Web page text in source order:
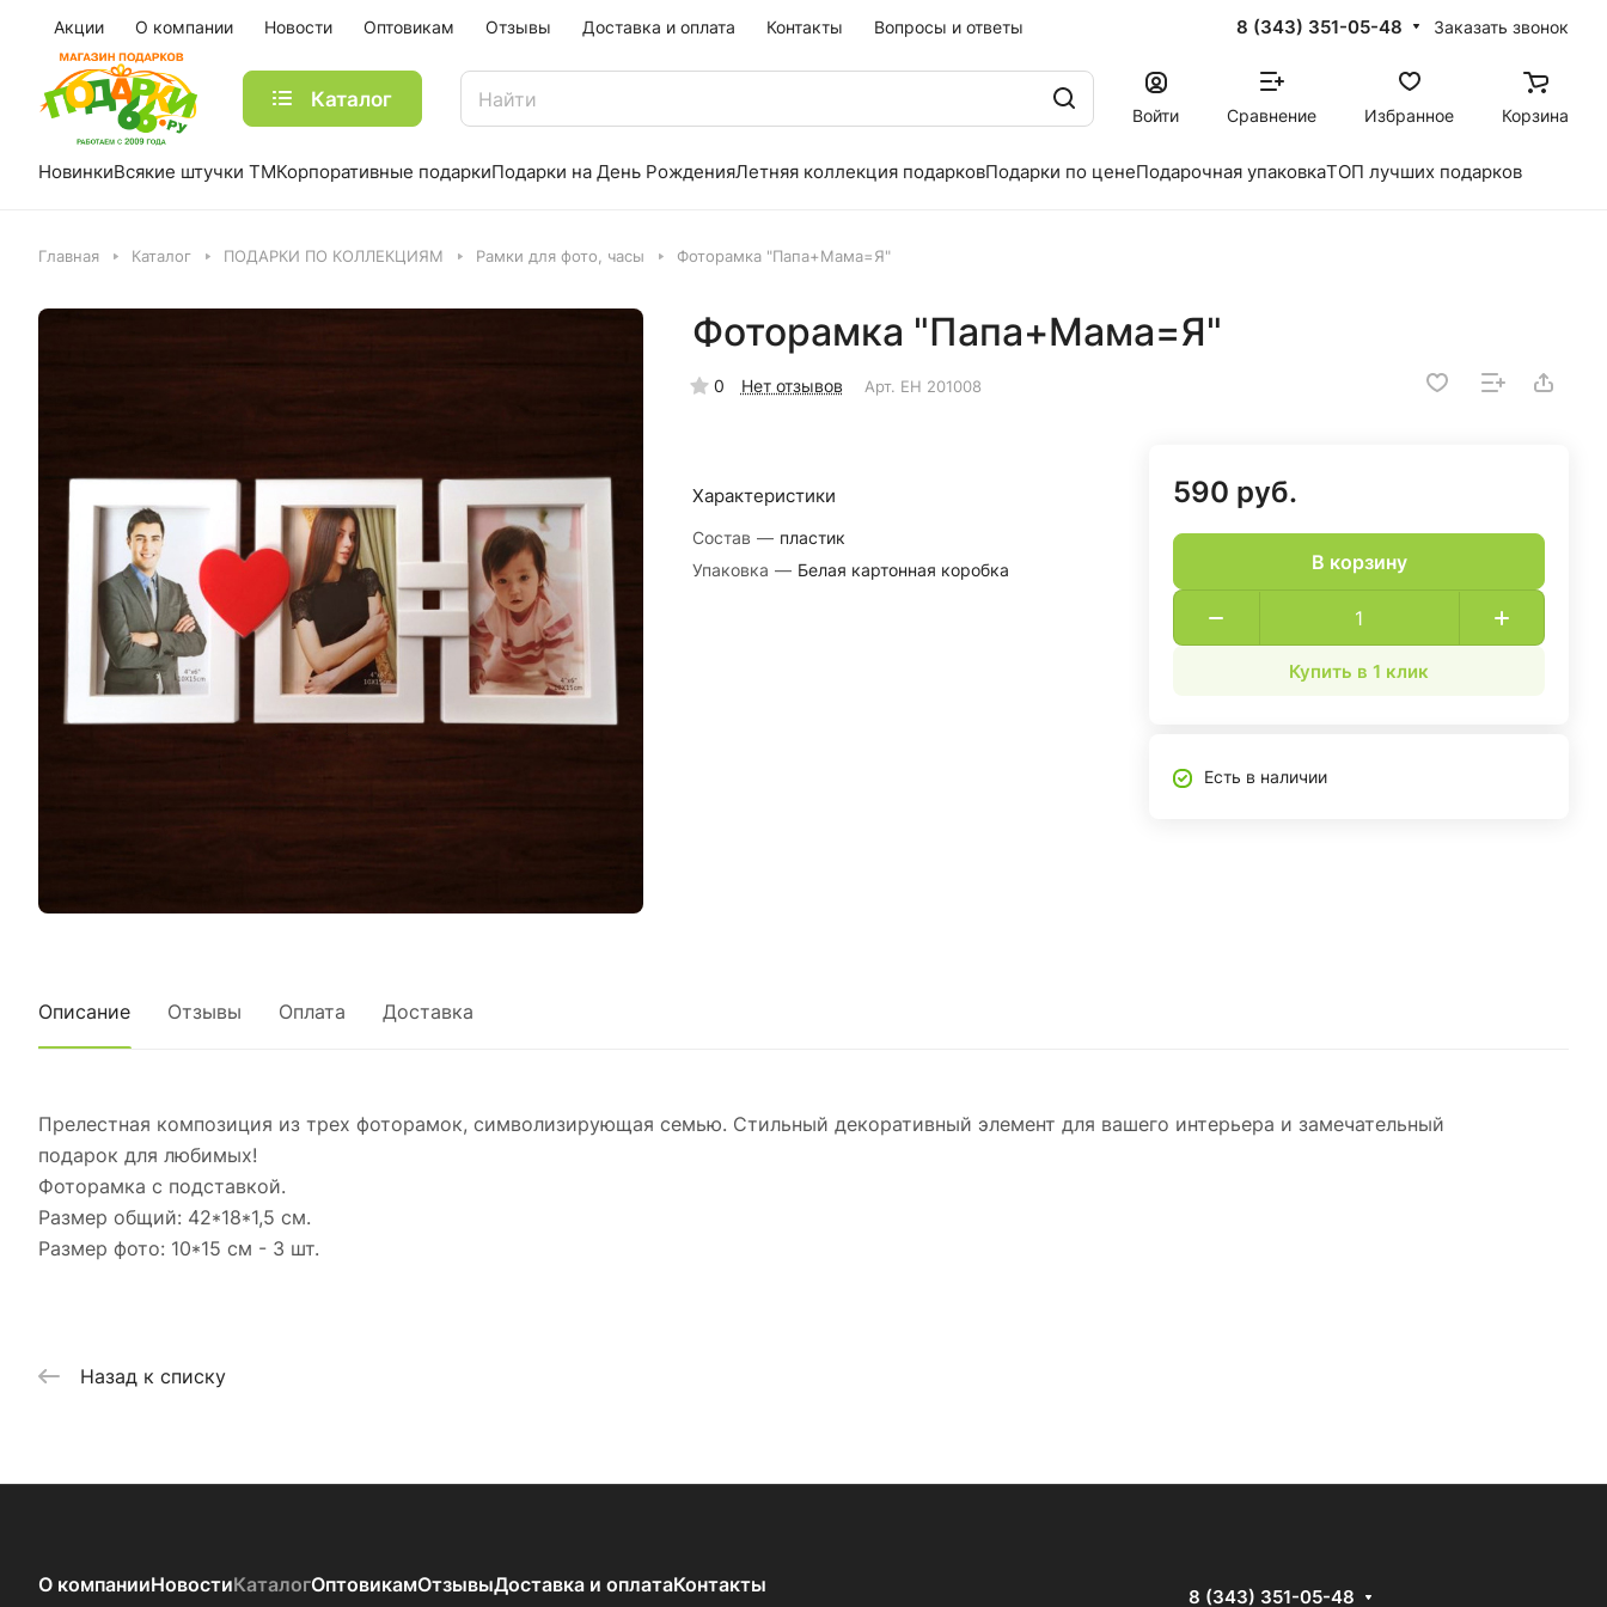
Акции О компании Новости Оптовикам Отзывы Доставка и оплата Контакты Вопросы и ответы 8 (343) 351-05-48 Заказать звонок
Каталог
Войти Сравнение Избранное Корзина
НовинкиВсякие штучки ТМКорпоративные подаркиПодарки на День РожденияЛетняя коллекция подарковПодарки по ценеПодарочная упаковкаТОП лучших подарков
Главная Каталог ПОДАРКИ ПО КОЛЛЕКЦИЯМ Рамки для фото, часы Фоторамка "Папа+Мама=Я"
Фоторамка "Папа+Мама=Я"
0 Нет отзывов Арт. EH 201008
Характеристики
Состав — пластик
Упаковка — Белая картонная коробка
590 руб.
В корзину
Купить в 1 клик
Есть в наличии
Описание Отзывы Оплата Доставка
Прелестная композиция из трех фоторамок, символизирующая семью. Стильный декоративный элемент для вашего интерьера и замечательный
подарок для любимых!
Фоторамка с подставкой.
Размер общий: 42*18*1,5 см.
Размер фото: 10*15 см - 3 шт.
Назад к списку
О компанииНовостиКаталогОптовикамОтзывыДоставка и оплатаКонтакты
8 (343) 351-05-48